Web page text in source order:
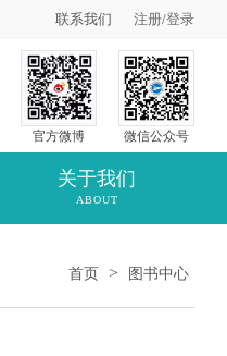
联系我们 注册/登录
官方微博 微信公众号
关于我们
ABOUT
首页 > 图书中心